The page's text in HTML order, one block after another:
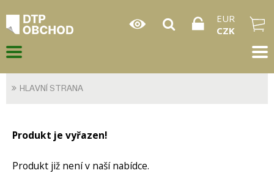
EUR
CZK
HLAVNÍ STRANA
Produkt je vyřazen!
Produkt již není v naší nabídce.